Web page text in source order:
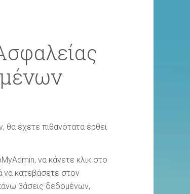
θα έχετε πιθανότατα έρθει
να κάνετε κλικ στο
να κατεβάσετε στον
βάσεις δεδομένων,